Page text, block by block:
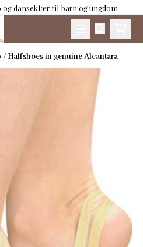
og danseklær til barn og ungdom
/Halfshoes in genuine Alcantara